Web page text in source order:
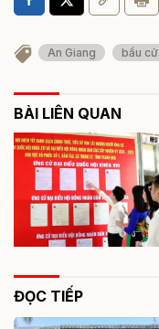
An Giang bầu cử
BÀI LIÊN QUAN
ĐỌC TIẾP